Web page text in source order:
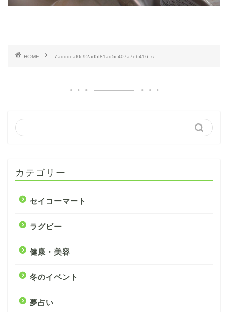
HOME 7adddeaf0c92ad5f81ad5c407a7eb416_s
カテゴリー
セイコーマート
ラグビー
健康・美容
冬のイベント
夢占い